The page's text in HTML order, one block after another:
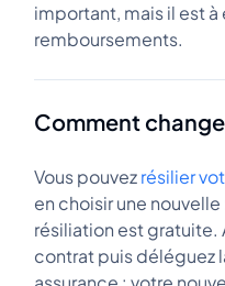
important, mais il est
remboursements.
Comment
Vous pouvezrésilier
en choisir une
résiliation est gratuite.
contrat puis déléguez